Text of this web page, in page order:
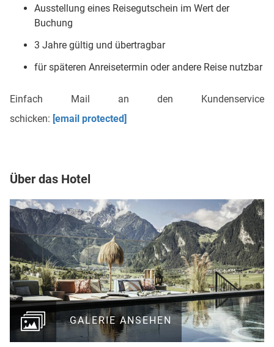
Ausstellung eines Reisegutschein im Wert der
Buchung
3 Jahre gültig und übertragbar
für späteren Anreisetermin oder andere Reise nutzbar
Einfach Mail an den Kundenservice
schicken: [email protected]
Über das Hotel
GALERIE ANSEHEN